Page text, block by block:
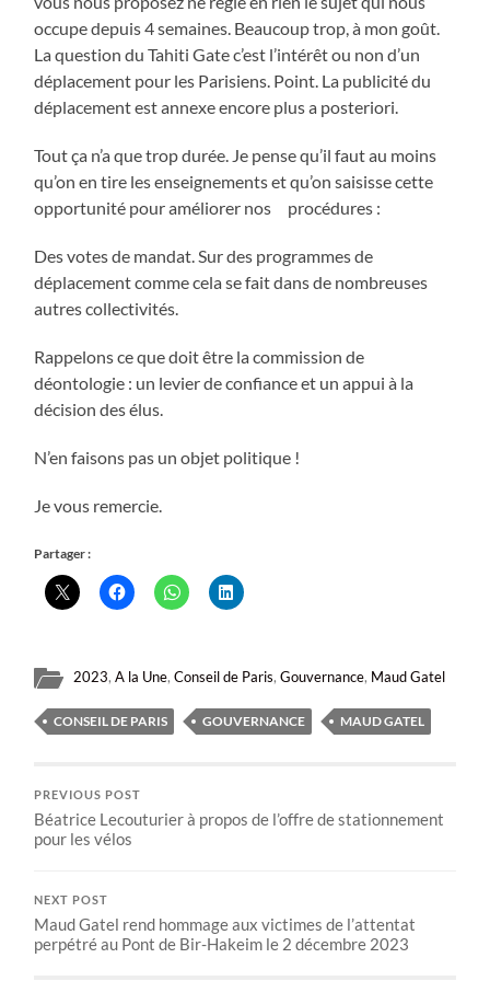
occupe depuis 4 semaines. Beaucoup trop, à mon goût.
La question du Tahiti Gate c’est l’intérêt ou non d’un
déplacement pour les Parisiens. Point. La publicité du
déplacement est annexe encore plus a posteriori.
Tout ça n’a que trop durée. Je pense qu’il faut au moins
qu’on en tire les enseignements et qu’on saisisse cette
opportunité pour améliorer nos procédures :
Des votes de mandat. Sur des programmes de
déplacement comme cela se fait dans de nombreuses
autres collectivités.
Rappelons ce que doit être la commission de
déontologie : un levier de confiance et un appui à la
décision des élus.
N’en faisons pas un objet politique !
Je vous remercie.
Partager :
2023,A la Une,Conseil de Paris,Gouvernance, Maud Gatel
CONSEIL DE PARIS GOUVERNANCE MAUD GATEL
PREVIOUS POST
Béatrice Lecouturier à propos de l’offre de stationnement
pour les vélos
NEXT POST
Maud Gatel rend hommage aux victimes de l’attentat
perpétré au Pont de Bir-Hakeim le 2 décembre 2023